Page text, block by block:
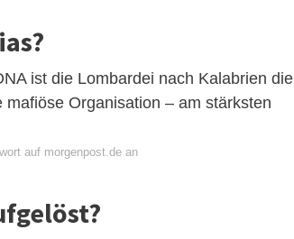
ist die Lombardei nach Kalabrien die
Organisation – am stärksten
auf morgenpost.de an